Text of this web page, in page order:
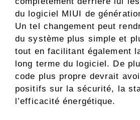
du logiciel MIUI de
Un tel changement peut
du système plus simple et
tout en facilitant également
long terme du logiciel. De
code plus propre devrait
positifs sur la sécurité, la
l’efficacité énergétique.